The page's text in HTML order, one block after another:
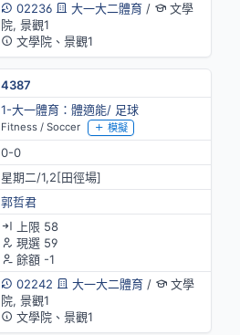
02236
大一大二體育/
文學
院, 景觀1
文學院、景觀1
4387
1-大一體育：體適能/ 足球
Fitness / Soccer 模擬
0-0
星期二/1,2[田徑場]
郭哲君
上限 58
現選 59
餘額 -1
02242
大一大二體育/
文學
院, 景觀1
文學院、景觀1